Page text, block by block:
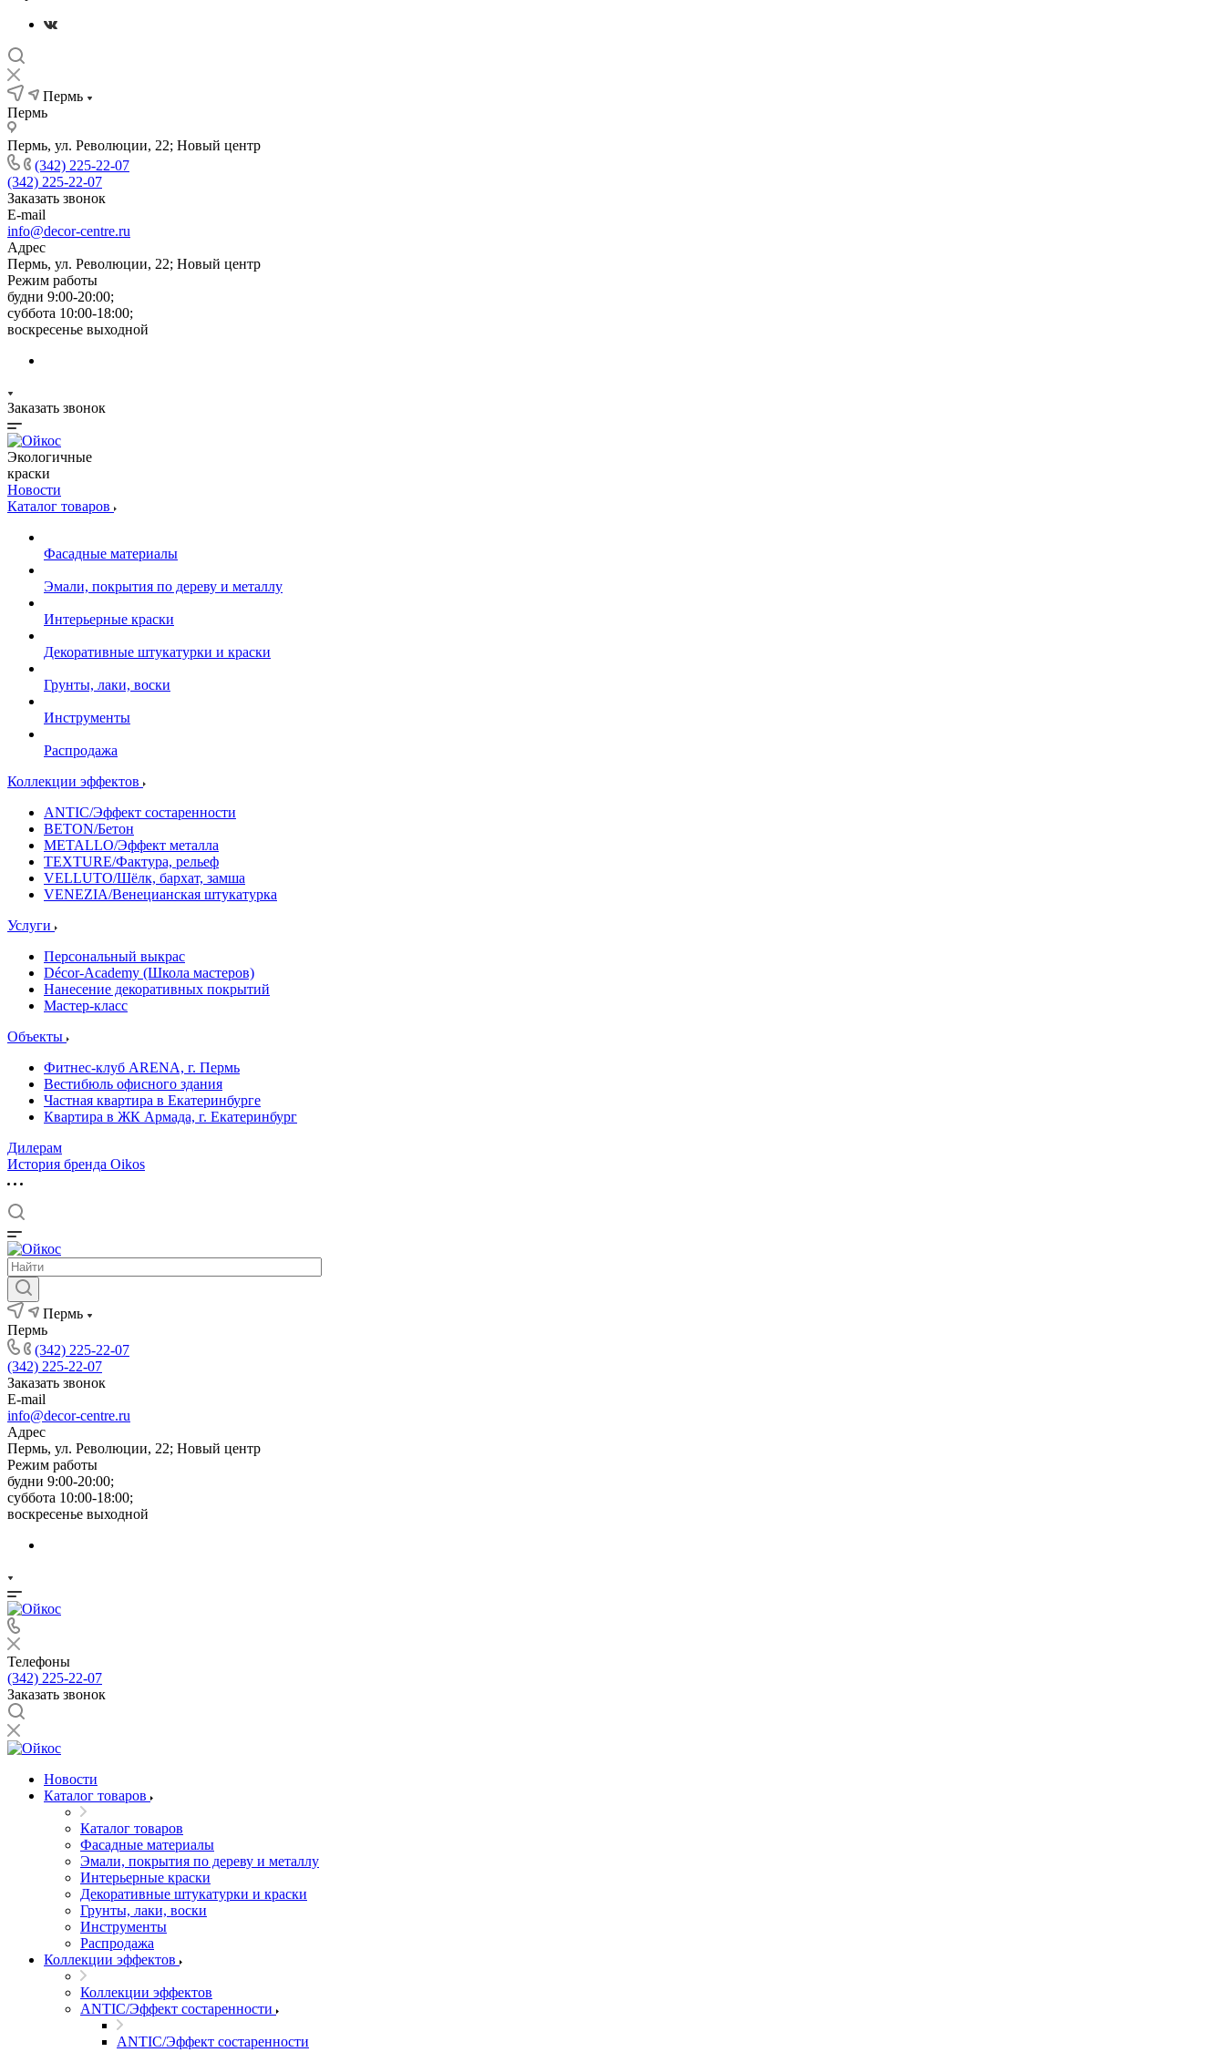
Пермь
Пермь
Пермь, ул. Революции, 22; Новый центр
(342) 225-22-07
(342) 225-22-07
Заказать звонок
E-mail
info@decor-centre.ru
Адрес
Пермь, ул. Революции, 22; Новый центр
Режим работы
будни 9:00-20:00;
суббота 10:00-18:00;
воскресенье выходной
Заказать звонок
Экологичные
краски
Новости
Каталог товаров
Фасадные материалы
Эмали, покрытия по дереву и металлу
Интерьерные краски
Декоративные штукатурки и краски
Грунты, лаки, воски
Инструменты
Распродажа
Коллекции эффектов
ANTIC/Эффект состаренности
BETON/Бетон
METALLO/Эффект металла
TEXTURE/Фактура, рельеф
VELLUTO/Шёлк, бархат, замша
VENEZIA/Венецианская штукатурка
Услуги
Персональный выкрас
Décor-Academy (Школа мастеров)
Нанесение декоративных покрытий
Мастер-класс
Объекты
Фитнес-клуб ARENA, г. Пермь
Вестибюль офисного здания
Частная квартира в Екатеринбурге
Квартира в ЖК Армада, г. Екатеринбург
Дилерам
История бренда Oikos
Пермь
Пермь
(342) 225-22-07
(342) 225-22-07
Заказать звонок
E-mail
info@decor-centre.ru
Адрес
Пермь, ул. Революции, 22; Новый центр
Режим работы
будни 9:00-20:00;
суббота 10:00-18:00;
воскресенье выходной
Телефоны
(342) 225-22-07
Заказать звонок
Новости
Каталог товаров
Каталог товаров
Фасадные материалы
Эмали, покрытия по дереву и металлу
Интерьерные краски
Декоративные штукатурки и краски
Грунты, лаки, воски
Инструменты
Распродажа
Коллекции эффектов
Коллекции эффектов
ANTIC/Эффект состаренности
ANTIC/Эффект состаренности